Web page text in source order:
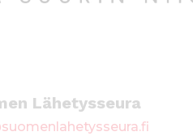
Lähetysseura